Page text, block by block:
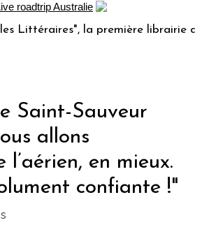
la première librairie du
Saint-Sauveur
allons
l’aérien, en mieux.
confiante !"